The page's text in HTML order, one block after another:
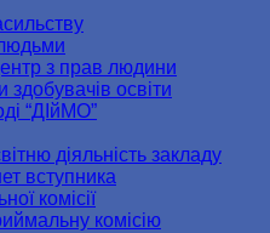
людьми
з прав людини
освіти
“ДІйМО”
діяльність закладу
вступника
комісії
комісію